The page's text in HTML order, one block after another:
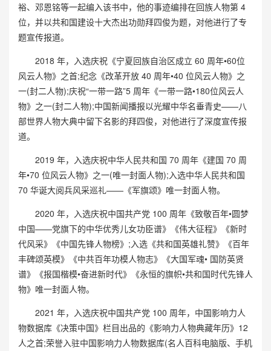
裕、邓恩铭等一起编入该书中，他的事迹编排在回族人物第 4
位，并以共和国建设十大杰出功勋拜四俊为题，对他进行了专
题宣传报道。
2018 年，入选庆祝《宁夏回族自治区成立 60 周年•60位
风云人物》之首;纪念《改革开放 40 周年•40 位风云人物》之
一(封二人物);庆祝“一带一路”5 周年《一带一路•180位风云人
物》之一(封二人物);中国新闻播报以光耀中华名垂青史——八
部世界人物大典中留下名影的拜四俊，对他进行了深度宣传报
道。
2019 年，入选庆祝中华人民共和国 70 周年《建国 70 周
年•70 位风云人物》之一(唯一封面人物);入选中华人民共和国
70 华诞大阅兵风采巡礼——《军旗颂》唯一封面人物。
2020 年，入选庆祝中国共产党 100 周年《致敬百年•圆梦
中国——党旗下的中华优秀儿女功臣谱》《伟大征程》《新时
代风采》《中国先锋人物榜》;入选《共和国英雄礼赞》《百年
丰碑颂英模》《中共百年功模人物志》《大国军魂• 国防英贤
谱》《报国楷模•奋进新时代》《永恒的旗帜•共和国时代先锋人
物》唯一封面人物。
2021 年，入选庆祝中国共产党 100 周年，中国影响力人
物数据库《决策中国》栏目出品的《影响力人物典藏年历》12
人之首;荣誉入驻中国影响力人物数据库(名人百科电脑版、手机